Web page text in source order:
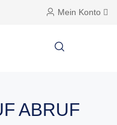
Mein Konto
ABRUF